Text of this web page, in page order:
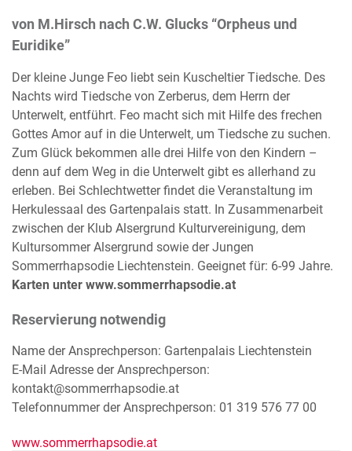
von M.Hirsch nach C.W. Glucks “Orpheus und
Euridike”
Der kleine Junge Feo liebt sein Kuscheltier Tiedsche. Des
Nachts wird Tiedsche von Zerberus, dem Herrn der
Unterwelt, entführt. Feo macht sich mit Hilfe des frechen
Gottes Amor auf in die Unterwelt, um Tiedsche zu suchen.
Zum Glück bekommen alle drei Hilfe von den Kindern –
denn auf dem Weg in die Unterwelt gibt es allerhand zu
erleben. Bei Schlechtwetter findet die Veranstaltung im
Herkulessaal des Gartenpalais statt. In Zusammenarbeit
zwischen der Klub Alsergrund Kulturvereinigung, dem
Kultursommer Alsergrund sowie der Jungen
Sommerrhapsodie Liechtenstein. Geeignet für: 6-99 Jahre.
Karten unter www.sommerrhapsodie.at
Reservierung notwendig
Name der Ansprechperson: Gartenpalais Liechtenstein
E-Mail Adresse der Ansprechperson:
kontakt@sommerrhapsodie.at
Telefonnummer der Ansprechperson: 01 319 576 77 00
www.sommerrhapsodie.at